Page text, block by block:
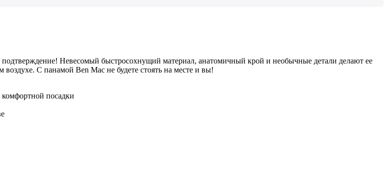
подтверждение! Невесомый быстросохнущий материал, анатомичный крой и необычные детали делают ее
С панамой Ben Mac не будете стоять на месте и вы!
комфортной посадки